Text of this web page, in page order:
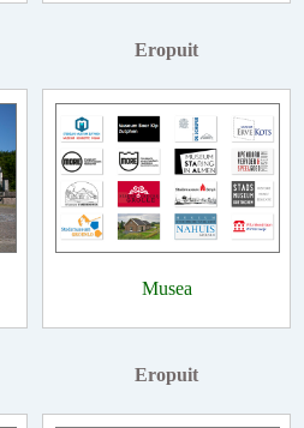
Eropuit
Musea
Eropuit